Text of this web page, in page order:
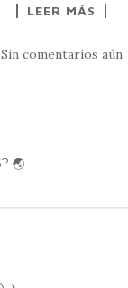
LEER MÁS
Sin comentarios aún
🌏